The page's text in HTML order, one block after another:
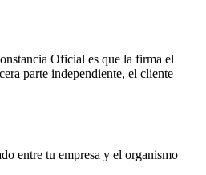
Oficial es que la firma el
parte independiente, el cliente
entre tu empresa y el organismo